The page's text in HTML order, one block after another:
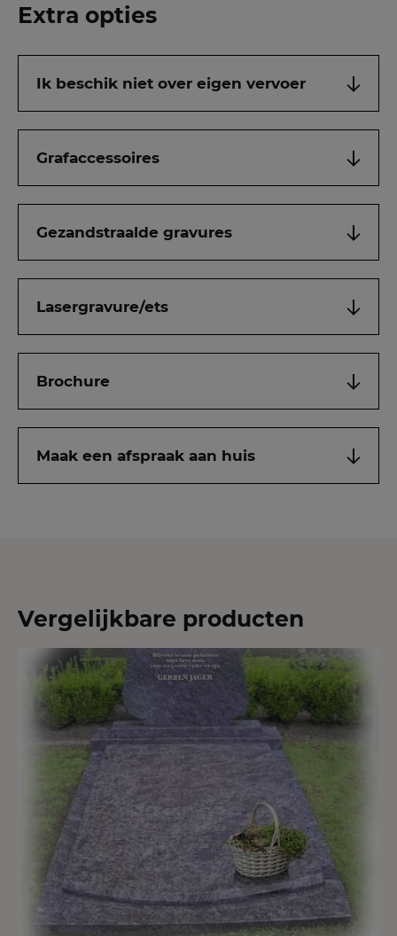
Extra opties
Ik beschik niet over eigen vervoer
Grafaccessoires
Gezandstraalde gravures
Lasergravure/ets
Brochure
Maak een afspraak aan huis
Vergelijkbare producten